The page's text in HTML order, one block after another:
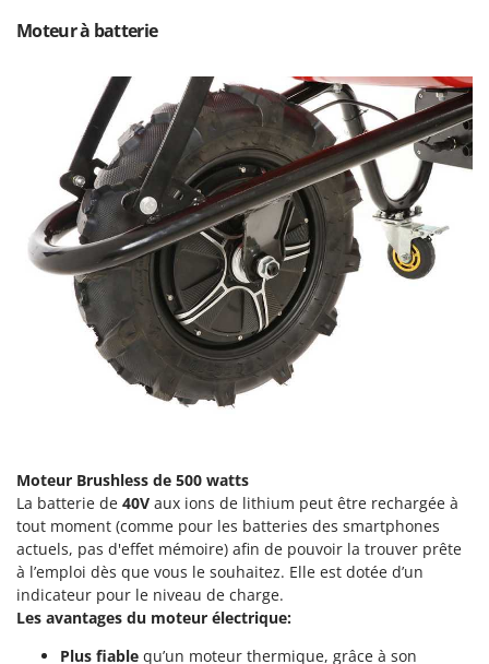
Nettoyeurs haute pression
Peignes vibreurs et Secoueurs à olives
Pelles rétros pour tracteur
Perches Élagueuses
Pétrins à Spirale
Piscines
Planteuses de pommes de terre pour tracteur
Plateaux de coupe pour tracteur
Plumeuses
Pompes d'irrigation à tracteur
Pompes de transfert
Postes à souder
Poussoirs à saucisse
Presses à pellets
Pressoirs à fruits
Fiorentini
Flymo
Fontana Forni
Forest Master
Francini
G
G3 Ferrari
Gardena
Garofalo
GeoTech
GeoTech Pro
Gipeco
Girmi
GRAEF
Gre
GreenBay
Greenworks
Moteur à batterie
Moteur Brushless de 500 watts
La batterie de 40V aux ions de lithium peut être rechargée à
tout moment (comme pour les batteries des smartphones
actuels, pas d'effet mémoire) afin de pouvoir la trouver prête
à l’emploi dès que vous le souhaitez. Elle est dotée d’un
indicateur pour le niveau de charge.
Les avantages du moteur électrique:
Plus fiable qu’un moteur thermique, grâce à son